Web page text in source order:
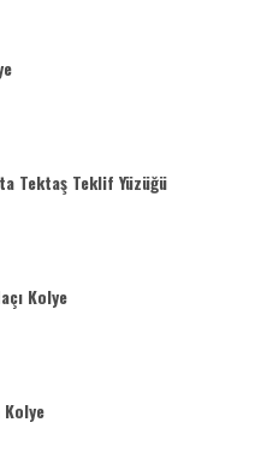
Tektaş Teklif Yüzüğü
Kolye